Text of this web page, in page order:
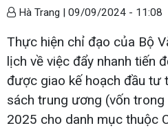
Hà Trang | 09/09/2024 - 11:08
Thực hiện chỉ đạo của Bộ
lịch về việc đẩy nhanh tiến
được giao kế hoạch đầu tư
sách trung ương (vốn
2025 cho danh mục thuộc